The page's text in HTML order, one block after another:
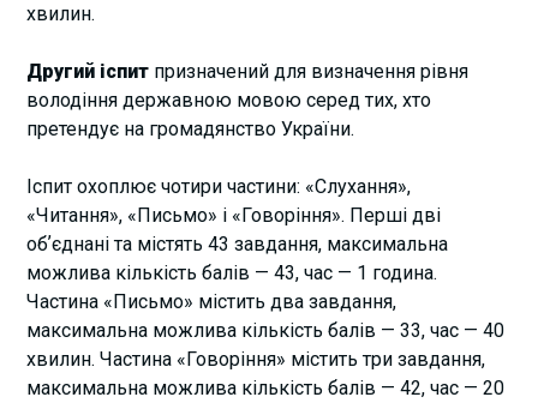
хвилин.
Другий іспит призначений для визначення рівня
володіння державною мовою серед тих, хто
претендує на громадянство України.
Іспит охоплює чотири частини: «Слухання»,
«Читання», «Письмо» і «Говоріння». Перші дві
обʼєднані та містять 43 завдання, максимальна
можлива кількість балів — 43, час — 1 година.
Частина «Письмо» містить два завдання,
максимальна можлива кількість балів — 33, час — 40
хвилин. Частина «Говоріння» містить три завдання,
максимальна можлива кількість балів — 42, час — 20